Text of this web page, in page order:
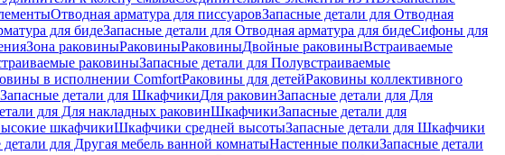
Отводная арматура для писсуаровЗапасные детали для Отводная
для бидеЗапасные детали для Отводная арматура для бидеСифоны для
Зона раковиныРаковиныРаковиныДвойные раковиныВстраиваемые
раковиныЗапасные детали для Полувстраиваемые
в исполнении ComfortPаковины для детейРаковины коллективного
Запасные детали для ШкафчикиДля раковинЗапасные детали для Для
для Для накладных pаковинШкафчикиЗапасные детали для
шкафчикиШкафчики средней высотыЗапасные детали для Шкафчики
детали для Другая мебель ванной комнатыНастенные полкиЗапасные детали